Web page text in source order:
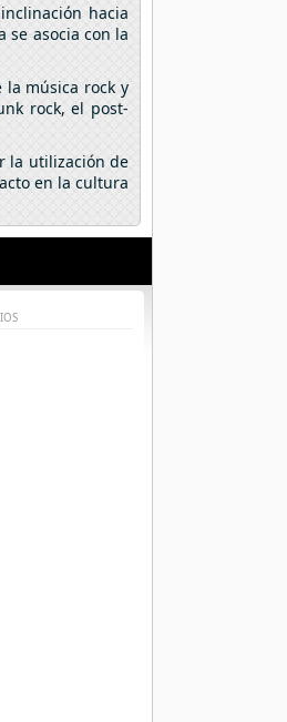
hacia
se asocia con la
música rock y
rock, el post-
la utilización de
en la cultura